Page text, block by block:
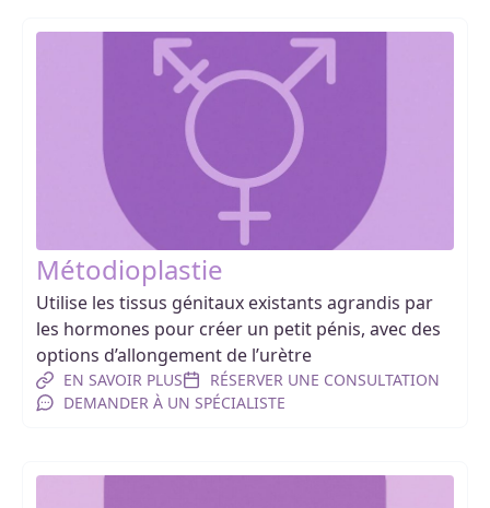
Métodioplastie
Utilise les tissus génitaux existants agrandis par
les hormones pour créer un petit pénis, avec des
options d’allongement de l’urètre
EN SAVOIR PLUS
RÉSERVER UNE CONSULTATION
DEMANDER À UN SPÉCIALISTE